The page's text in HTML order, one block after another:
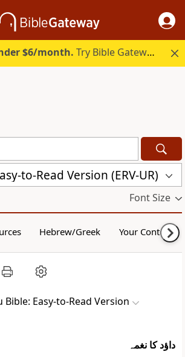
$6/month. Try Bible Gateway Plus.
to-Read Version (ERV-UR)
Font Size
Hebrew/Greek Your Content
Bible: Easy-to-Read Version
داؤد کا نغمہ